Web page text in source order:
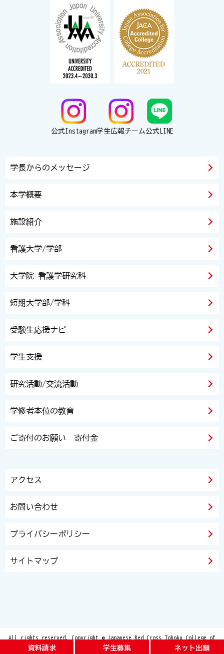
資料請求 学生募集 ネット出願
公式Instagram学生広報チーム公式LINE
学長からのメッセージ
本学概要
施設紹介
看護大学/学部
大学院 看護学研究科
短期大学部/学科
受験生応援ナビ
学生支援
研究活動/交流活動
学修者本位の教育
ご寄付のお願い 寄付金
アクセス
お問い合わせ
プライバシーポリシー
サイトマップ
All rights reserved. Copyright © Japanese Red Cross Tohoku College of
Nursing and Japanese Red Cross Tohoku Junior College of Care and Welfare